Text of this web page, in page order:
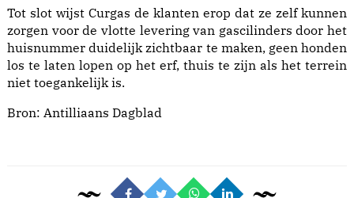
Tot slot wijst Curgas de klanten erop dat ze zelf kunnen
zorgen voor de vlotte levering van gascilinders door het
huisnummer duidelijk zichtbaar te maken, geen honden
los te laten lopen op het erf, thuis te zijn als het terrein
niet toegankelijk is.
Bron: Antilliaans Dagblad